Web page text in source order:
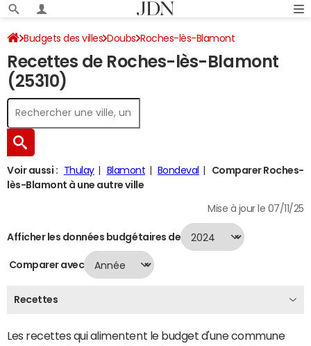
Budgets des villes Doubs Roches-lès-Blamont
Recettes 2024
Recettes de Roches-lès-Blamont
(25310)
Voir aussi : Thulay Blamont Bondeval
Comparer Roches-
lès-Blamont à une autre ville
Mise à jour le 07/11/25
Afficher les données budgétaires de
Comparer avec
Recettes
Les recettes qui alimentent le budget d'une commune